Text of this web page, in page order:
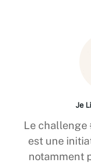
Je
Le challenge
est une
notamment